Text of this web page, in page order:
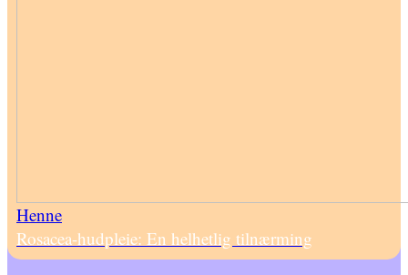
Henne
Rosacea-hudpleie: En helhetlig tilnærming